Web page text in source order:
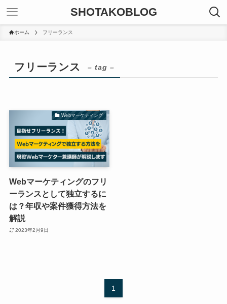
SHOTAKOBLOG
ホーム フリーランス
フリーランス – tag –
Webマーケティング
Webマーケティングのフリ
ーランスとして独立するに
は？年収や案件獲得方法を
解説
2023年2月9日
1